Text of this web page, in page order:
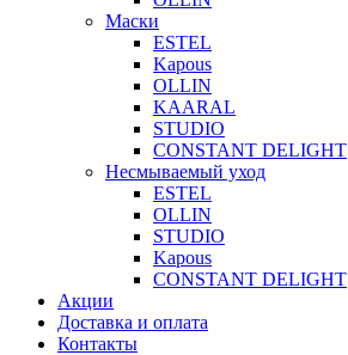
Маски
ESTEL
Kapous
OLLIN
KAARAL
STUDIO
CONSTANT DELIGHT
Несмываемый уход
ESTEL
OLLIN
STUDIO
Kapous
CONSTANT DELIGHT
Акции
Доставка и оплата
Контакты